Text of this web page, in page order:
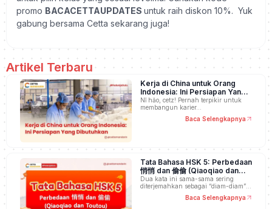
promo BACACETTAUPDATES untuk raih diskon 10%. Yuk
gabung bersama Cetta sekarang juga!
Artikel Terbaru
Kerja di China untuk Orang
Indonesia: Ini Persiapan Yang
Dibutuhkan
Nǐ hǎo, cetz! Pernah terpikir untuk
membangun karier…
Baca Selengkapnya
Tata Bahasa HSK 5: Perbedaan
悄悄 dan 偷偷 (Qiaoqiao dan
Toutou)
Dua kata ini sama-sama sering
diterjemahkan sebagai “diam-diam”,
Baca Selengkapnya